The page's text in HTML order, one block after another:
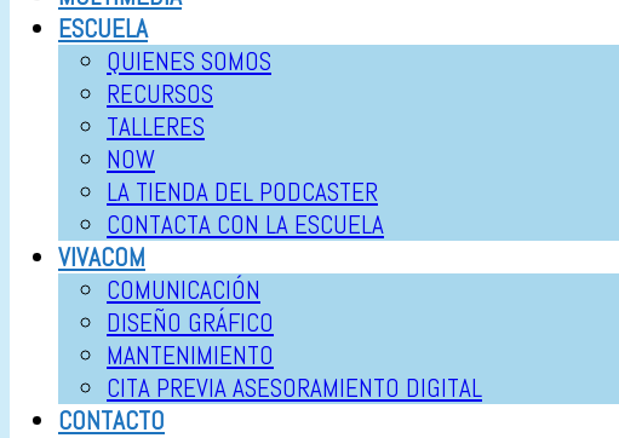
ESCUELA
QUIENES SOMOS
RECURSOS
TALLERES
NOW
LA TIENDA DEL PODCASTER
CONTACTA CON LA ESCUELA
VIVACOM
COMUNICACIÓN
DISEÑO GRÁFICO
MANTENIMIENTO
CITA PREVIA ASESORAMIENTO DIGITAL
CONTACTO